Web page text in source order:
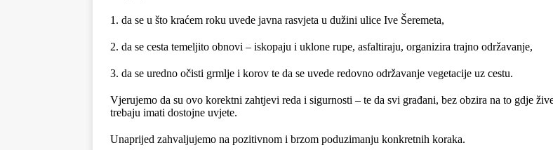
1. da se u što kraćem roku uvede javna rasvjeta u dužini ulice Ive Šeremeta,
2. da se cesta temeljito obnovi – iskopaju i uklone rupe, asfaltiraju, organizira trajno održavanje,
3. da se uredno očisti grmlje i korov te da se uvede redovno održavanje vegetacije uz cestu.
Vjerujemo da su ovo korektni zahtjevi reda i sigurnosti – te da svi građani, bez obzira na to gdje
trebaju imati dostojne uvjete.
Unaprijed zahvaljujemo na pozitivnom i brzom poduzimanju konkretnih koraka.